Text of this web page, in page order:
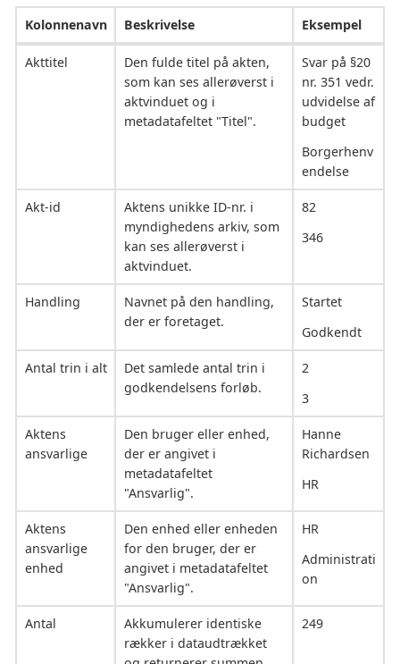
Kolonnenavn Beskrivelse Eksempel
Akttitel
Den fulde titel på akten,
som kan ses allerøverst i
aktvinduet og i
metadatafeltet "Titel".
Svar på §20
nr. 351 vedr.
udvidelse af
budget
Borgerhenv
endelse
Akt-id
Aktens unikke ID-nr. i
myndighedens arkiv, som
kan ses allerøverst i
aktvinduet.
82
346
Handling
Navnet på den handling,
der er foretaget.
Startet
Godkendt
Antal trin i alt
Det samlede antal trin i
godkendelsens forløb.
2
3
Aktens
ansvarlige
Den bruger eller enhed,
der er angivet i
metadatafeltet
"Ansvarlig".
Hanne
Richardsen
HR
Aktens
ansvarlige
enhed
Den enhed eller enheden
for den bruger, der er
angivet i metadatafeltet
"Ansvarlig".
HR
Administrati
on
Antal
Akkumulerer identiske
rækker i dataudtrækket
249